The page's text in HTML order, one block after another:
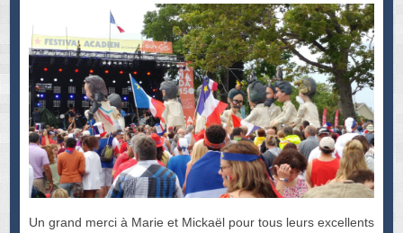
Un grand merci à Marie et Mickaël pour tous leurs excellents